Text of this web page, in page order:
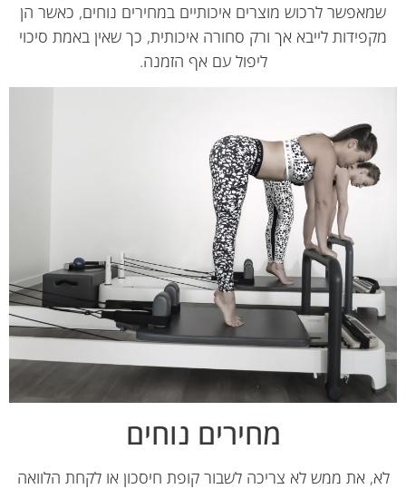
לרכוש מוצרים איכותיים במחירים נוחים, כאשר הן
לייבא אך ורק סחורה איכותית, כך שאין באמת סיכוי
ליפול עם אף הזמנה.
מחירים נוחים
את ממש לא צריכה לשבור קופת חיסכון או לקחת הלוואה